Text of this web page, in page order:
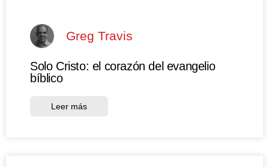
Greg Travis
Solo Cristo: el corazón del evangelio
bíblico
Leer más